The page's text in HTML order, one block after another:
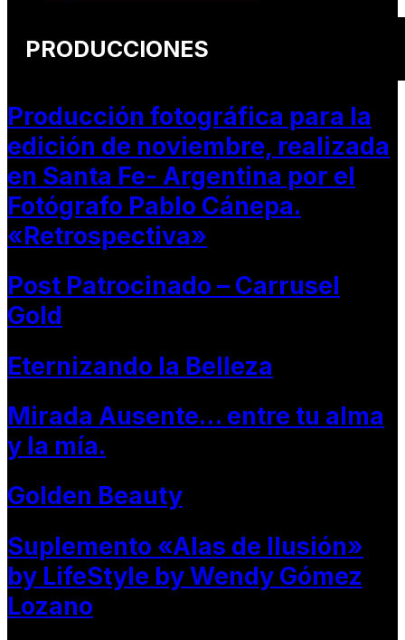
PRODUCCIONES
Producción fotográfica para la
edición de noviembre, realizada
en Santa Fe- Argentina por el
Fotógrafo Pablo Cánepa.
«Retrospectiva»
Post Patrocinado – Carrusel
Gold
Eternizando la Belleza
Mirada Ausente… entre tu alma
y la mía.
Golden Beauty
Suplemento «Alas de Ilusión»
by LifeStyle by Wendy Gómez
Lozano